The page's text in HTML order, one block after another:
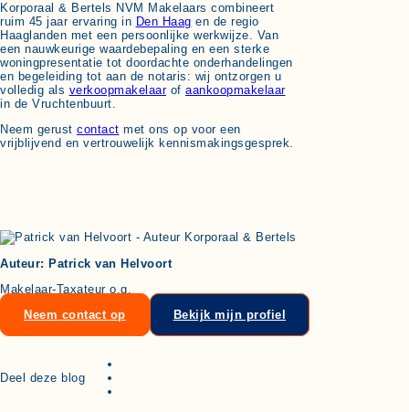
Auteur: Patrick van Helvoort
Makelaar-Taxateur o.g.
Neem contact op
Bekijk mijn profiel
Deel deze blog
Korporaal & Bertels NVM Makelaars combineert
ruim 45 jaar ervaring in Den Haag en de regio
Haaglanden met een persoonlijke werkwijze. Van
een nauwkeurige waardebepaling en een sterke
woningpresentatie tot doordachte onderhandelingen
en begeleiding tot aan de notaris: wij ontzorgen u
volledig als verkoopmakelaarof aankoopmakelaar
in de Vruchtenbuurt.
Neem gerust contact met ons op voor een
vrijblijvend en vertrouwelijk kennismakingsgesprek.